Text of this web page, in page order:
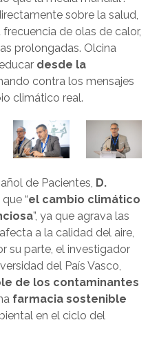
sobre la salud,
de olas de calor,
prolongadas. Olcina
desde la
contra los mensajes
climático real.
de Pacientes, D.
que “el cambio climático
”, ya que agrava las
a la calidad del aire,
su parte, el investigador
del País Vasco,
de los contaminantes
farmacia sostenible
en el ciclo del